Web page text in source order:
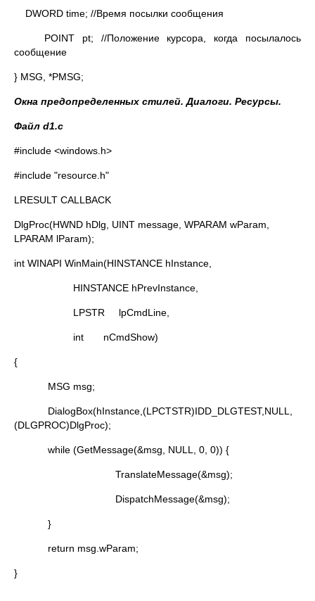
DWORD time; //Время посылки сообщения
POINT pt; //Положение курсора, когда посылалось
сообщение
} MSG, *PMSG;
Окна предопределенных стилей. Диалоги. Ресурсы.
Файл d1.c
#include <windows.h>
#include "resource.h"
LRESULT CALLBACK
DlgProc(HWND hDlg, UINT message, WPARAM wParam,
LPARAM lParam);
int WINAPI WinMain(HINSTANCE hInstance,
HINSTANCE hPrevInstance,
LPSTR lpCmdLine,
int nCmdShow)
{
MSG msg;
DialogBox(hInstance,(LPCTSTR)IDD_DLGTEST,NULL,
(DLGPROC)DlgProc);
while (GetMessage(&msg, NULL, 0, 0)) {
TranslateMessage(&msg);
DispatchMessage(&msg);
}
return msg.wParam;
}